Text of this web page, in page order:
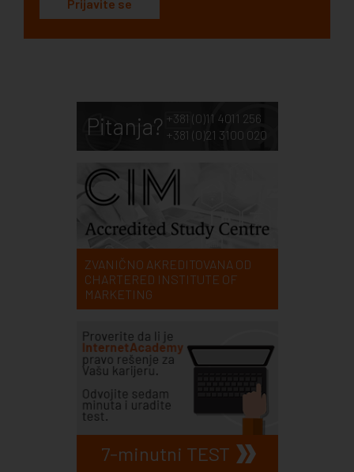
Pitanja? +381 (0)11 4011 256
+381 (0)21 3100 020
ZVANIČNO AKREDITOVANA OD
CHARTERED INSTITUTE OF
MARKETING
7-minutni TEST
Prijavite se